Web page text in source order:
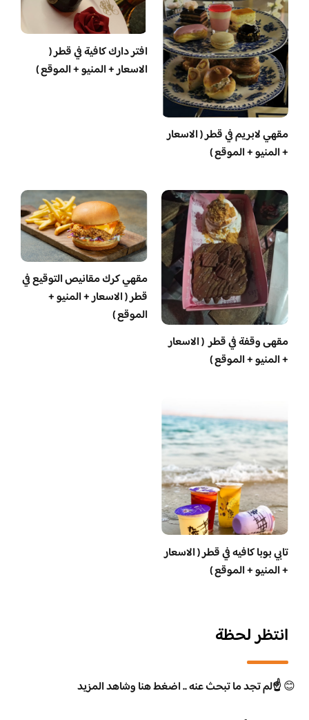
مقهي لابريم في قطر ( الاسعار
+ المنيو + الموقع )
افتر دارك كافية في قطر (
الاسعار + المنيو + الموقع )
مقهى وقفة في قطر ( الاسعار
+ المنيو + الموقع )
مقهي كرك مقانيص التوقيع في
قطر ( الاسعار + المنيو +
الموقع )
تابي بوبا كافيه في قطر ( الاسعار
+ المنيو + الموقع )
انتظر لحظة
😊☝️لم تجد ما تبحث عنه .. اضغط هنا وشاهد المزيد